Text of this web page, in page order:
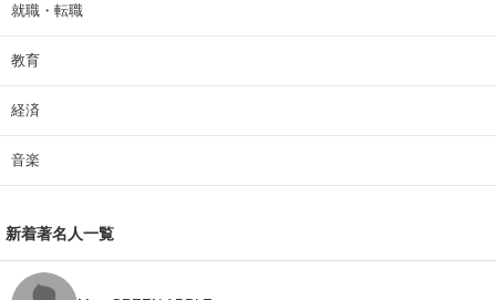
就職・転職
教育
経済
音楽
新着著名人一覧